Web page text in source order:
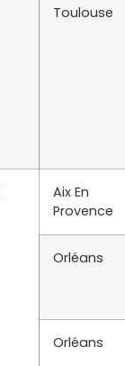
Toulouse
Aix En
Provence
Orléans
Orléans